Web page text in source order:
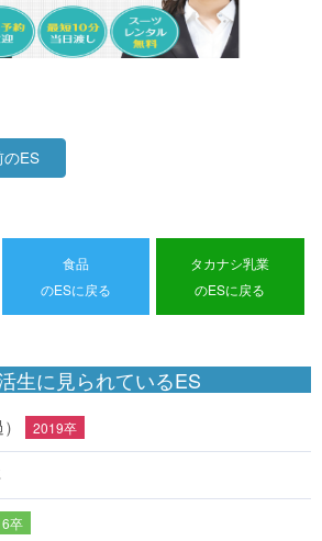
のES
食品
のESに戻る
タカナシ乳業
のESに戻る
生に見られているES
2019卒
卒